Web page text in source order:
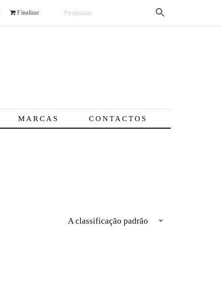
Finalizar
MARCAS CONTACTOS
A classificação padrão